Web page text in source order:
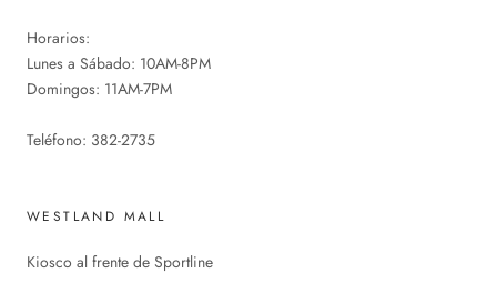
Horarios:
Lunes a Sábado: 10AM-8PM
Domingos: 11AM-7PM
Teléfono: 382-2735
WESTLAND MALL
Kiosco al frente de Sportline